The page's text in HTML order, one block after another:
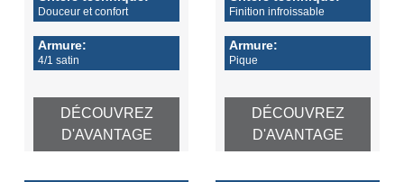
Douceur et confort
Armure:
4/1 satin
DÉCOUVREZ
D'AVANTAGE
Finition infroissable
Armure:
Pique
DÉCOUVREZ
D'AVANTAGE